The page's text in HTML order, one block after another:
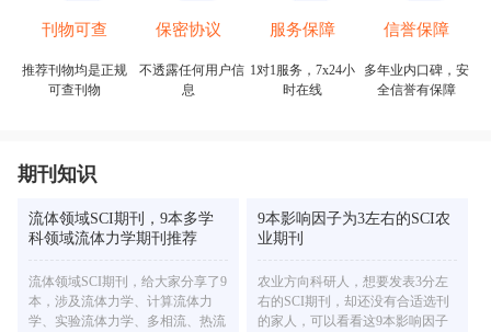
刊物可查
推荐刊物均是正规
可查刊物
保密协议
不透露任何用户信
息
服务保障
1对1服务，7x24小
时在线
信誉保障
多年业内口碑，安
全信誉有保障
期刊知识
流体领域SCI期刊，9本多学
科领域流体力学期刊推荐
流体领域SCI期刊，给大家分享了9
本，涉及流体力学、计算流体力
学、实验流体力学、多相流、热流
9本影响因子为3左右的SCI农
业期刊
农业方向科研人，想要发表3分左
右的SCI期刊，却还没有合适选刊
的家人，可以看看这9本影响因子